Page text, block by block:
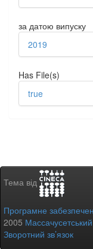
за датою випуску
2019
Has File(s)
true
Тема від
Програмне
2005 Массачусетський
Зворотний зв’язок